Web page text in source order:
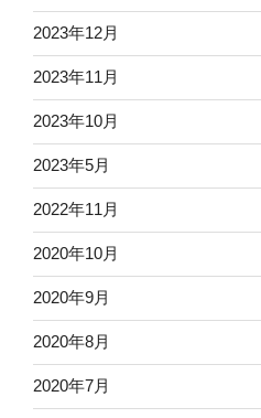
2023年12月
2023年11月
2023年10月
2023年5月
2022年11月
2020年10月
2020年9月
2020年8月
2020年7月